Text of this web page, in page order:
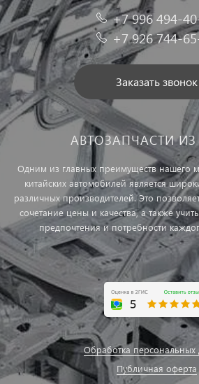
+7 996 494-
+7 926 744-
Заказать звонок
АВТОЗАПЧАСТИ
Одним из главных преимуществ нашего
китайских автомобилей является
различных производителей. Это
сочетание цены и качества, а также
предпочтения и потребности
Обработка персональных
Публичная оферта